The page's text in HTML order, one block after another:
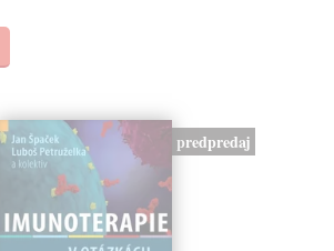
predpredaj